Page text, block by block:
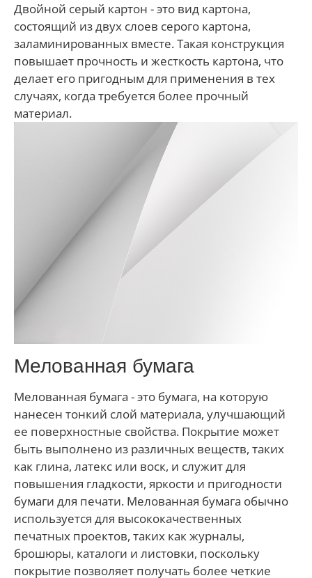
Двойной серый картон - это вид картона,
состоящий из двух слоев серого картона,
заламинированных вместе. Такая конструкция
повышает прочность и жесткость картона, что
делает его пригодным для применения в тех
случаях, когда требуется более прочный
материал.
Мелованная бумага
Мелованная бумага - это бумага, на которую
нанесен тонкий слой материала, улучшающий
ее поверхностные свойства. Покрытие может
быть выполнено из различных веществ, таких
как глина, латекс или воск, и служит для
повышения гладкости, яркости и пригодности
бумаги для печати. Мелованная бумага обычно
используется для высококачественных
печатных проектов, таких как журналы,
брошюры, каталоги и листовки, поскольку
покрытие позволяет получать более четкие